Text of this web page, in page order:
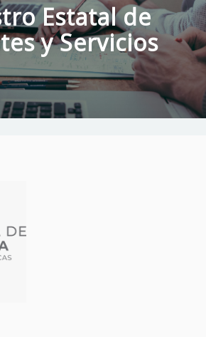
Estatal de
y Servicios